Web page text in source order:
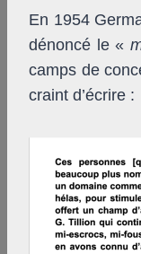
En 1954
dénoncé le «
camps de
craint d’écrire :